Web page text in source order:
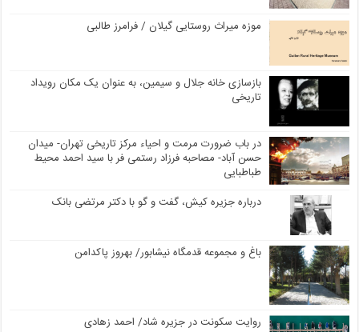
موزه میراث روستایی گیلان / فرامرز طالبی
بازسازی خانه جلال و سیمین، به عنوان یک مکان رویداد
تاریخی
در باب ضرورت مرمت و احیاء مرکز تاریخی تهران- میدان
حسن آباد- مصاحبه فرزاد رستمی فر با سید احمد محیط
طباطبایی
درباره جزیره کیش، گفت و گو با دکتر مرتضی بانک
باغ و مجموعه قدمگاه نیشابور/ بهروز پاکدامن
روایت سکونت در جزیره شاد/ احمد زهادی